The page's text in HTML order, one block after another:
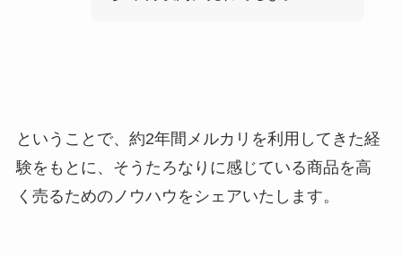
ということで、約2年間メルカリを利用してきた経
験をもとに、そうたろなりに感じている商品を高
く売るためのノウハウをシェアいたします。